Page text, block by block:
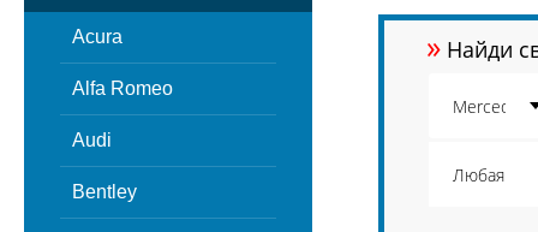
Acura
Alfa Romeo
Audi
Bentley
» Найди